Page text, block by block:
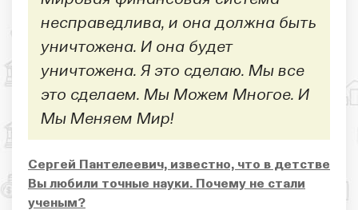
несправедлива, и она должна быть
уничтожена. И она будет
уничтожена. Я это сделаю. Мы все
это сделаем. Мы Можем Многое. И
Мы Меняем Мир!
Сергей Пантелеевич, известно, что в детстве
Вы любили точные науки. Почему не стали
ученым?